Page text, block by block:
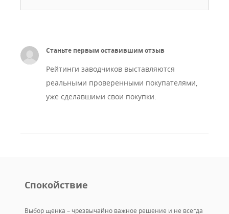
Станьте первым оставившим отзыв
Рейтинги заводчиков выставляются
реальными проверенными покупателями,
уже сделавшими свои покупки.
Спокойствие
Выбор щенка – чрезвычайно важное решение и не всегда